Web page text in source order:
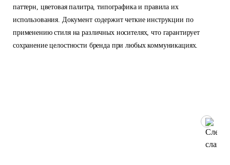
паттерн, цветовая палитра, типографика и правила их
использования. Документ содержит четкие инструкции по
применению стиля на различных носителях, что гарантирует
сохранение целостности бренда при любых коммуникациях.